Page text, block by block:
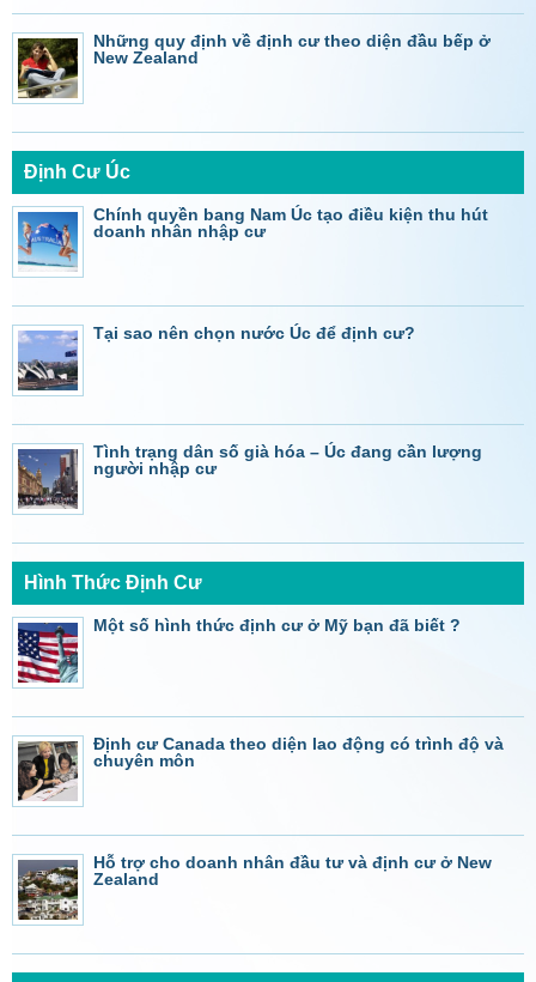
Những quy định về định cư theo diện đầu bếp ở
New Zealand
Định Cư Úc
Chính quyền bang Nam Úc tạo điều kiện thu hút
doanh nhân nhập cư
Tại sao nên chọn nước Úc để định cư?
Tình trạng dân số già hóa – Úc đang cần lượng
người nhập cư
Hình Thức Định Cư
Một số hình thức định cư ở Mỹ bạn đã biết ?
Định cư Canada theo diện lao động có trình độ và
chuyên môn
Hỗ trợ cho doanh nhân đầu tư và định cư ở New
Zealand